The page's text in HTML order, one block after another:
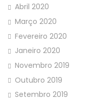
Abril 2020
Março 2020
Fevereiro 2020
Janeiro 2020
Novembro 2019
Outubro 2019
Setembro 2019